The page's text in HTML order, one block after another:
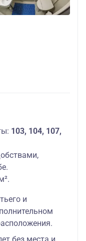
103, 104, 107,
и
без места и